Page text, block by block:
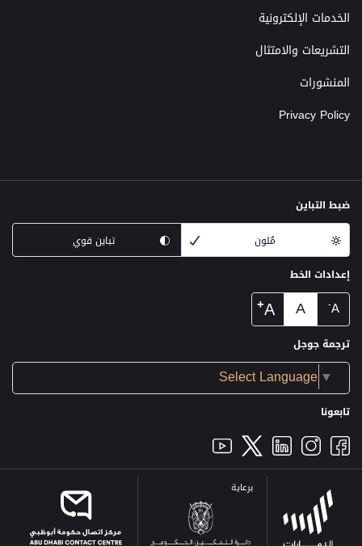
الخدمات الإلكترونية
التشريعات والامتثال
المنشورات
Privacy Policy
ضبط التباين
مُلون
تباين قوي
إعدادات الخط
A
-
A
A
+
ترجمة جوجل
Select Language▼
تابعونا
برعاية